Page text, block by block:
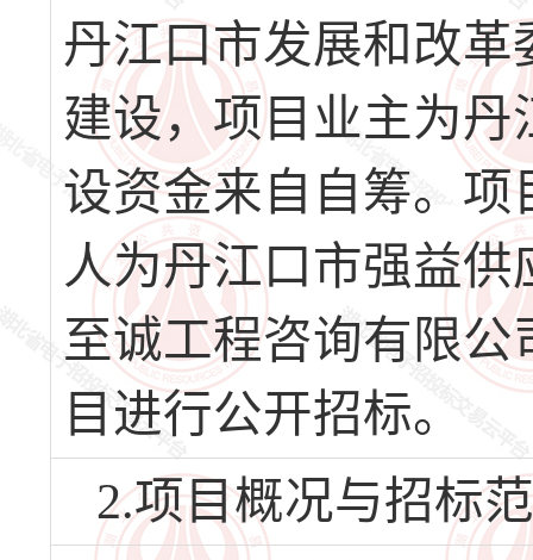
丹江口市发展和改革
建设，项目业主为
设资金来自自筹。项
人为丹江口市强益
至诚工程咨询有限
目进行公开招标。
2.项目概况与招标